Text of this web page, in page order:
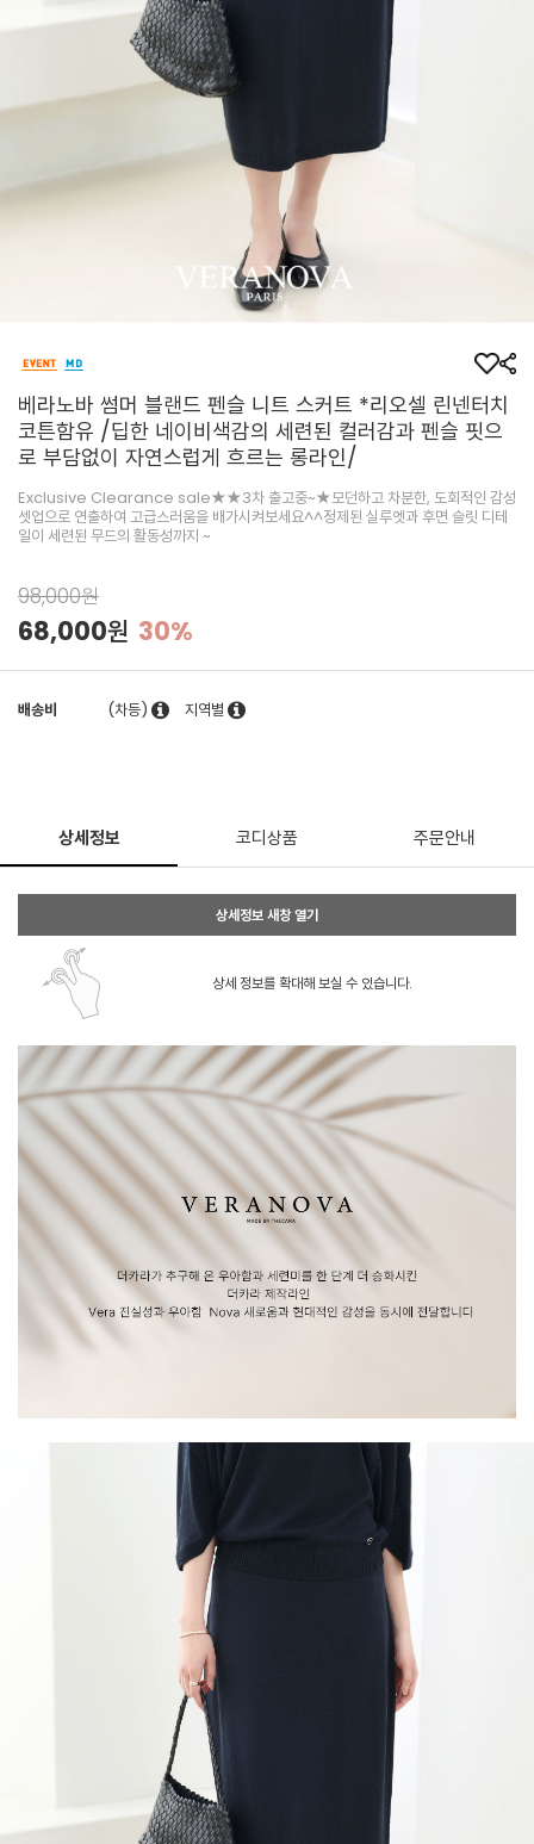
베라노바 썸머 블랜드 펜슬 니트 스커트 *리오셀 린넨터치
코튼함유 /딥한 네이비색감의 세련된 컬러감과 펜슬 핏으
로 부담없이 자연스럽게 흐르는 롱라인/
Exclusive Clearance sale★★3차 출고중~★모던하고 차분한, 도회적인 감성
셋업으로 연출하여 고급스러움을 배가시켜보세요^^정제된 실루엣과 후면 슬릿 디테
일이 세련된 무드의 활동성까지 ~
98,000원
68,000원 30%
배송비 (차등) 지역별
상세정보 코디상품 주문안내
상세정보 새창 열기
상세 정보를 확대해 보실 수 있습니다.